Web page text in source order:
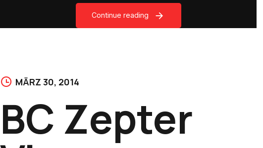
Continue reading
MÄRZ 30, 2014
BC Zepter